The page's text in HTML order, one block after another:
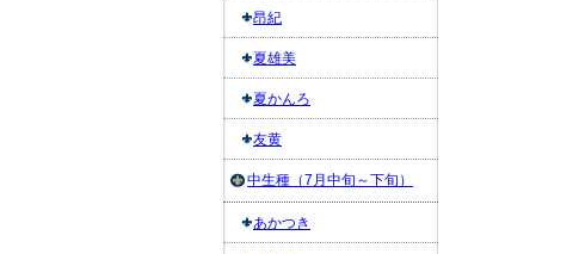
昂紀
夏雄美
夏かんろ
友黄
中生種（7月中旬～下旬）
あかつき